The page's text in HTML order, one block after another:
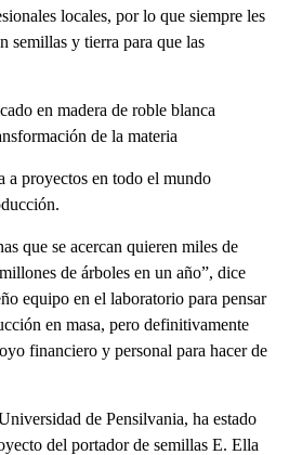
locales, por lo que siempre les
semillas y tierra para que las
en madera de roble blanca
de la materia
a proyectos en todo el mundo
que se acercan quieren miles de
de árboles en un año”, dice
equipo en el laboratorio para pensar
en masa, pero definitivamente
financiero y personal para hacer de
de Pensilvania, ha estado
del portador de semillas E. Ella